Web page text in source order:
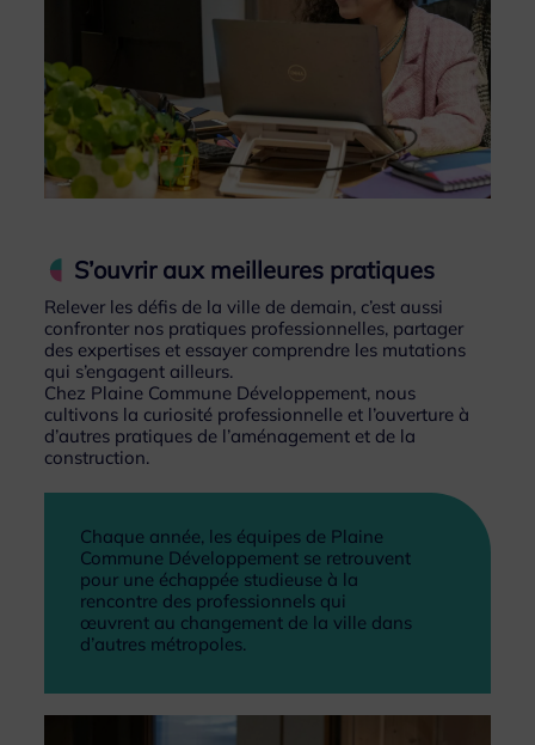
S’ouvrir aux meilleures pratiques
Relever les défis de la ville de demain, c’est aussi
confronter nos pratiques professionnelles, partager
des expertises et essayer comprendre les mutations
qui s’engagent ailleurs.
Chez Plaine Commune Développement, nous
cultivons la curiosité professionnelle et l’ouverture à
d’autres pratiques de l’aménagement et de la
construction.
Chaque année, les équipes de Plaine
Commune Développement se retrouvent
pour une échappée studieuse à la
rencontre des professionnels qui
œuvrent au changement de la ville dans
d’autres métropoles.